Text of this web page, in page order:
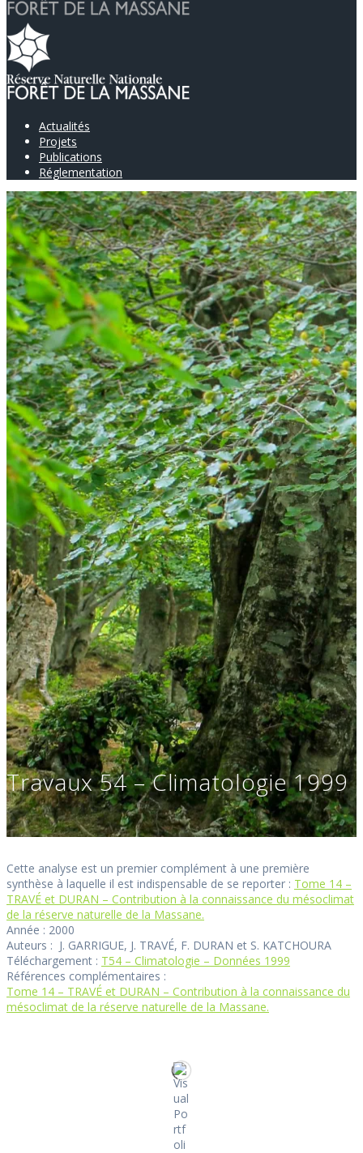
Actualités
Projets
Publications
Réglementation
Travaux 54 – Climatologie 1999
Cette analyse est un premier complément à une première
synthèse à laquelle il est indispensable de se reporter : Tome 14 –
TRAVÉ et DURAN – Contribution à la connaissance du mésoclimat
de la réserve naturelle de la Massane.
Année : 2000
Auteurs : J. GARRIGUE, J. TRAVÉ, F. DURAN et S. KATCHOURA
Téléchargement : T54 – Climatologie – Données 1999
Références complémentaires :
Tome 14 – TRAVÉ et DURAN – Contribution à la connaissance du
mésoclimat de la réserve naturelle de la Massane.